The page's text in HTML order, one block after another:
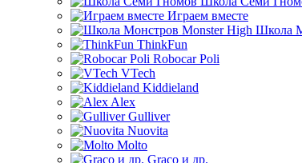
Играем вместе
Школа
ThinkFun
Robocar Poli
VTech
Kiddieland
Alex
Gulliver
Nuovita
Molto
Graco и др.